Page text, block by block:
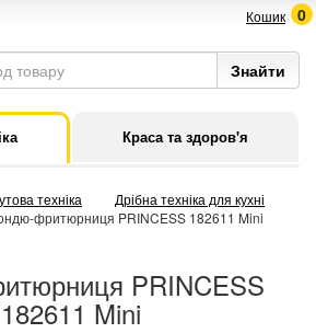
Кошик 0
Краса та здоров'я
техніка
Дрібна техніка для кухні
фритюрниця PRINCESS 182611 Mini
PRINCESS
182611 Mini